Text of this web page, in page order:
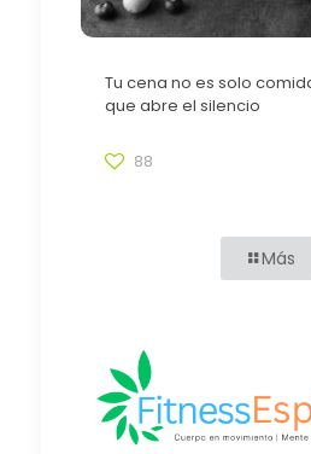
Tu cena no es solo
que abre el silencio
88
Más